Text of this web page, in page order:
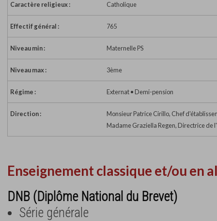
Caractère religieux : Catholique
Effectif général : 765
Niveau min : Maternelle PS
Niveau max : 3ème
Régime : Externat • Demi-pension
Direction :
Monsieur Patrice Cirillo, Chef
Madame Graziella Regen, Directrice de
Enseignement classique et/ou en
DNB (Diplôme National du Brevet)
Série générale